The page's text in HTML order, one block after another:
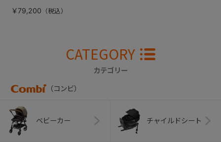
￥79,200
CATEGORY
カテゴリー
（コンビ）
ベビーカー チャイルドシート